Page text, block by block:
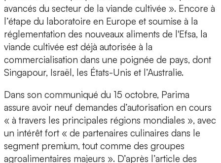
avancés du secteur de la viande cultivée ». Encore à
l’étape du laboratoire en Europe et soumise à la
réglementation des nouveaux aliments de l'Efsa, la
viande cultivée est déjà autorisée à la
commercialisation dans une poignée de pays, dont
Singapour, Israël, les États-Unis et l’Australie.
Dans son communiqué du 15 octobre, Parima
assure avoir neuf demandes d’autorisation en cours
« à travers les principales régions mondiales », avec
un intérêt fort « de partenaires culinaires dans le
segment premium, tout comme des groupes
agroalimentaires majeurs ». D’après l’article des